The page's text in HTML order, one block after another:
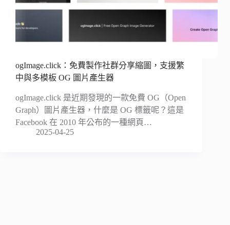
ogImage.click：免費製作社群分享縮圖，支援繁
中與多模板 OG 圖片產生器
ogImage.click 是近期發現的一款免費 OG（Open
Graph）圖片產生器，什麼是 OG 標籤呢？這是
Facebook 在 2010 年公布的一種網頁…
2025-04-25